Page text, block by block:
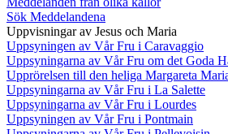
Sök Meddelandena
Uppvisningar av Jesus och Maria
Uppsyningen av Vår Fru i Caravaggio
Uppsyningarna av Vår Fru om det Goda
Upprörelsen till den heliga Margareta
Uppsyningarna av Vår Fru i La Salette
Uppsyningarna av Vår Fru i Lourdes
Uppsyningen av Vår Fru i Pontmain